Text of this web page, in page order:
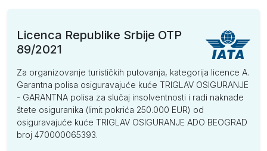
Licenca Republike Srbije OTP
89/2021
Za organizovanje turističkih putovanja, kategorija licence A.
Garantna polisa osiguravajuće kuće TRIGLAV OSIGURANJE
- GARANTNA polisa za slučaj insolventnosti i radi naknade
štete osiguranika (limit pokrića 250.000 EUR) od
osiguravajuće kuće TRIGLAV OSIGURANJE ADO BEOGRAD
broj 470000065393.